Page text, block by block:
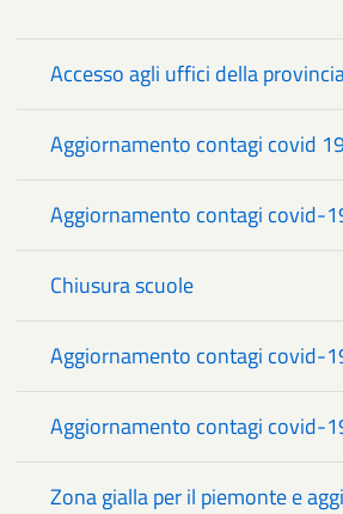
Accesso agli uffici della
Aggiornamento contagi covid
Aggiornamento contagi covid-
Chiusura scuole
Aggiornamento contagi covid-
Aggiornamento contagi covid-
Zona gialla per il piemonte e